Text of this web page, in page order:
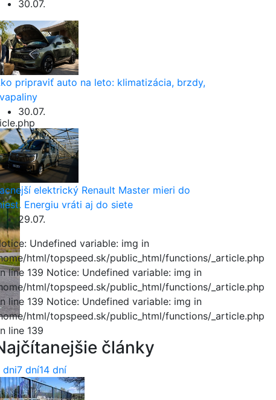
30.07.
pripraviť auto na leto: klimatizácia, brzdy,
30.07.
elektrický Renault Master mieri do
Energiu vráti aj do siete
29.07.
Undefined variable: img in
html/topspeed.sk/public_html/functions/_article.php
line 139 Notice: Undefined variable: img in
html/topspeed.sk/public_html/functions/_article.php
line 139 Notice: Undefined variable: img in
html/topspeed.sk/public_html/functions/_article.php
line 139
články
dni7 dní14 dní